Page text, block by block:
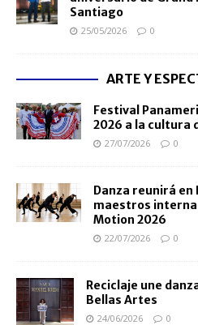
Santiago
25/05/2026 0
ARTE Y
Festival
2026 a la cultura
27/07/2026 0
Danza reunirá en
maestros
Motion 2026
22/07/2026 0
Reciclaje une
Bellas Artes
24/06/2026 0